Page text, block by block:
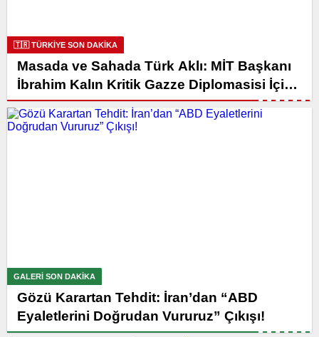
🇹🇷 TÜRKİYE SON DAKİKA
Masada ve Sahada Türk Aklı: MİT Başkanı
İbrahim Kalın Kritik Gazze Diplomasisi İçin
Kahire’de!
GALERI SON DAKİKA
Gözü Karartan Tehdit: İran’dan “ABD
Eyaletlerini Doğrudan Vururuz” Çıkışı!